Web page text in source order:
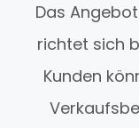
Das Angebot
richtet sich
Kunden